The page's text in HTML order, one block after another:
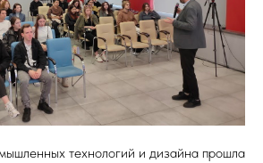
технологий и дизайна прошла